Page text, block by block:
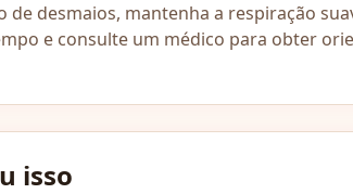
desmaios, mantenha a respiração
e consulte um médico para obter
isso